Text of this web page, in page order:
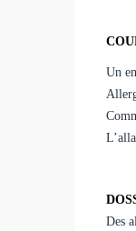
Un
Des